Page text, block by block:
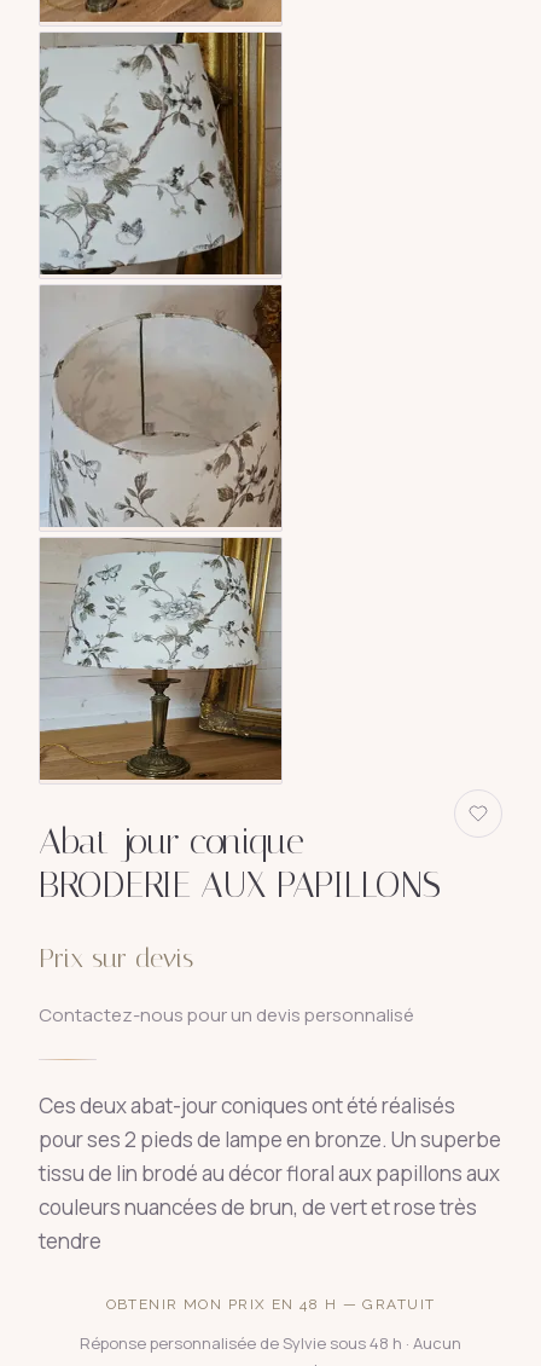
Abat-jour conique
BRODERIE AUX PAPILLONS
Prix sur devis
Contactez-nous pour un devis personnalisé
Ces deux abat-jour coniques ont été réalisés
pour ses 2 pieds de lampe en bronze. Un superbe
tissu de lin brodé au décor floral aux papillons aux
couleurs nuancées de brun, de vert et rose très
tendre
OBTENIR MON PRIX EN 48 H — GRATUIT
Réponse personnalisée de Sylvie sous 48 h · Aucun